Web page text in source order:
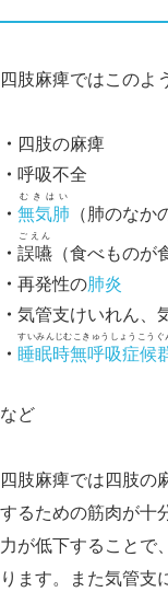
四肢麻痺ではこのよ
四肢の麻痺
呼吸不全
無気肺
むきはい
（肺のな
誤嚥
ごえん
（食べもの
再発性の肺炎
気管支けいれん、
睡眠時無呼吸症候
すいみんじむこきゅうしょうこうぐ
など
四肢麻痺では四肢の
するための筋肉が十
力が低下することで
ります。また気管支